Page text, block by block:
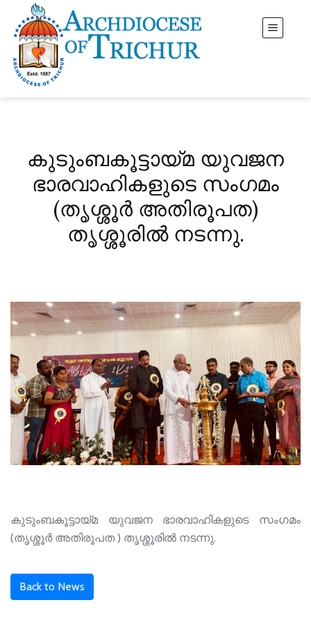
കുടുംബകൂട്ടായ്മ യുവജന
ഭാരവാഹികളുടെ സംഗമം
(തൃശ്ശൂർ അതിരൂപത)
തൃശ്ശൂരിൽ നടന്നു.
കുടുംബകൂട്ടായ്മ യുവജന ഭാരവാഹികളുടെ സംഗമം
(തൃശ്ശൂർ അതിരൂപത ) തൃശ്ശൂരിൽ നടന്നു.
Back to News